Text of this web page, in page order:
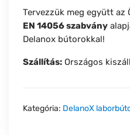
Tervezzük meg együtt az
EN 14056 szabvány
Delanox bútorokkal!
Szállítás: Országos
Kategória: DelanoX